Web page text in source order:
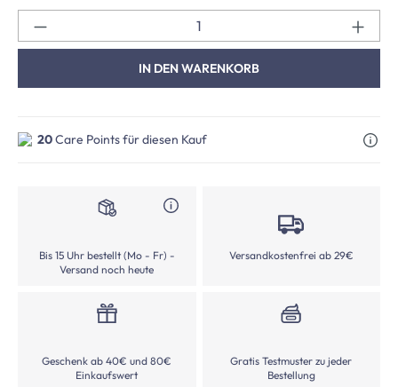
auf
derselben
Seite.
IN DEN WARENKORB
20Care Points für diesen Kauf
Bis 15 Uhr bestellt (Mo - Fr) -
Versand noch heute
Versandkostenfrei ab 29€
Geschenk ab 40€ und 80€
Einkaufswert
Gratis Testmuster zu jeder
Bestellung